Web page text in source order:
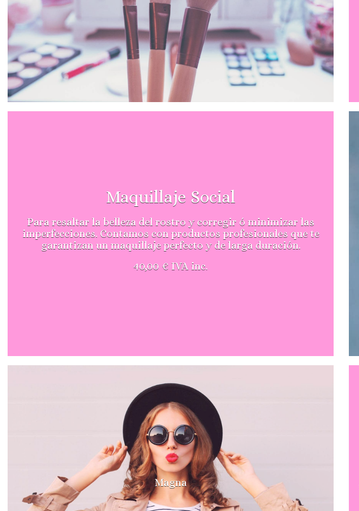
Maquillaje Social
Para resaltar la belleza del rostro y corregir ó minimizar las
imperfecciones. Contamos con productos profesionales que te
garantizan un maquillaje perfecto y de larga duración.
40,00 € IVA inc.
Magna